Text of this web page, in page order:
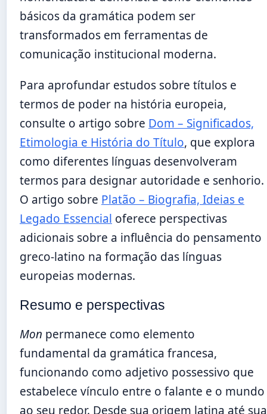
básicos da gramática podem ser
transformados em ferramentas de
comunicação institucional moderna.
Para aprofundar estudos sobre títulos e
termos de poder na história europeia,
consulte o artigo sobre Dom – Significados,
Etimologia e História do Título, que explora
como diferentes línguas desenvolveram
termos para designar autoridade e senhorio.
O artigo sobre Platão – Biografia, Ideias e
Legado Essencial oferece perspectivas
adicionais sobre a influência do pensamento
greco-latino na formação das línguas
europeias modernas.
Resumo e perspectivas
Mon permanece como elemento
fundamental da gramática francesa,
funcionando como adjetivo possessivo que
estabelece vínculo entre o falante e o mundo
ao seu redor. Desde sua origem latina até sua